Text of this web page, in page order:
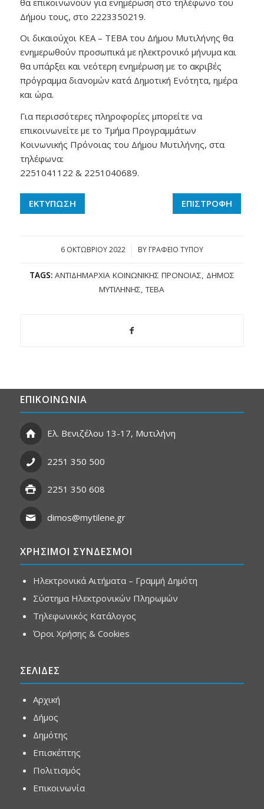
Δήμου τους, στο 2223350219.
Οι δικαιούχοι ΚΕΑ – ΤΕΒΑ του Δήμου Μυτιλήνης θα
ενημερωθούν προσωπικά με ηλεκτρονικό μήνυμα και
θα υπάρξει και νεότερη ενημέρωση με το ακριβές
πρόγραμμα διανομών κατά Δημοτική Ενότητα, ημέρα
και ώρα.
Για περισσότερες πληροφορίες μπορείτε να
επικοινωνείτε με το Τμήμα Προγραμμάτων
Κοινωνικής Πρόνοιας του Δήμου Μυτιλήνης, στα
τηλέφωνα:
2251041122 & 2251040689.
ΕΚΤΥΠΩΣΗ ΕΠΙΣΤΡΟΦΗ
6 ΟΚΤΩΒΡΊΟΥ 2022
/ BY ΓΡΑΦΕΙΟ ΤΥΠΟΥ
TAGS: ΑΝΤΙΔΗΜΑΡΧΊΑ ΚΟΙΝΩΝΙΚΉΣ ΠΡΌΝΟΙΑΣ, ΔΉΜΟΣ
ΜΥΤΙΛΉΝΗΣ,ΤΕΒΑ
ΕΠΙΚΟΙΝΩΝΙΑ
Ελ. Βενιζέλου 13-17, Μυτιλήνη
2251 350 500
2251 350 608
dimos@mytilene.gr
ΧΡΗΣΙΜΟΙ ΣΥΝΔΕΣΜΟΙ
Ηλεκτρονικά Αιτήματα – Γραμμή Δημότη
Σύστημα Ηλεκτρονικών Πληρωμών
Τηλεφωνικός Κατάλογος
Όροι Χρήσης & Cookies
ΣΕΛΙΔΕΣ
Αρχική
Δήμος
Δημότης
Επισκέπτης
Πολιτισμός
Επικοινωνία